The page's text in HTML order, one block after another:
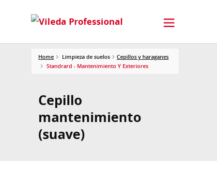
Home Limpieza de suelos
Cepillos y haraganes
Standrard - Mantenimiento Y Exteriores
Cepillo
mantenimiento
(suave)